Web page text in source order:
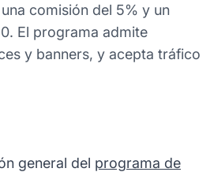
comisión del 5% y un
El programa admite
y banners, y acepta tráfico
general del programa de